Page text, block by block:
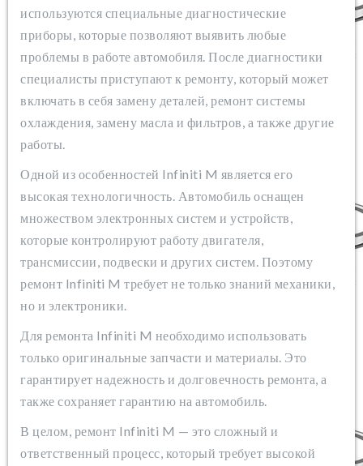
используются специальные диагностические
приборы, которые позволяют выявить любые
проблемы в работе автомобиля. После диагностики
специалисты приступают к ремонту, который может
включать в себя замену деталей, ремонт системы
охлаждения, замену масла и фильтров, а также другие
работы.
Одной из особенностей Infiniti M является его
высокая технологичность. Автомобиль оснащен
множеством электронных систем и устройств,
которые контролируют работу двигателя,
трансмиссии, подвески и других систем. Поэтому
ремонт Infiniti M требует не только знаний механики,
но и электроники.
Для ремонта Infiniti M необходимо использовать
только оригинальные запчасти и материалы. Это
гарантирует надежность и долговечность ремонта, а
также сохраняет гарантию на автомобиль.
В целом, ремонт Infiniti M — это сложный и
ответственный процесс, который требует высокой